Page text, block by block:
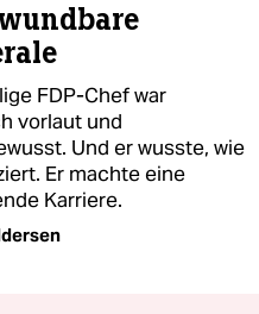
FDP-Chef war
vorlaut und
Und er wusste, wie
Er machte eine
Karriere.